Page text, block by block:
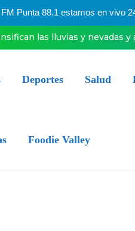
Punta 88.1 estamos en vivo
las lluvias y nevadas
Deportes Salud
Foodie Valley